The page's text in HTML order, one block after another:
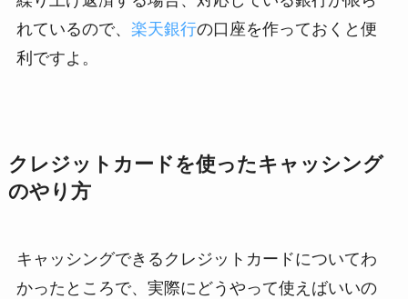
れているので、 楽天銀行の口座を作っておくと便
利ですよ。
クレジットカードを使ったキャッシング
のやり方
キャッシングできるクレジットカードについてわ
かったところで、実際にどうやって使えばいいの